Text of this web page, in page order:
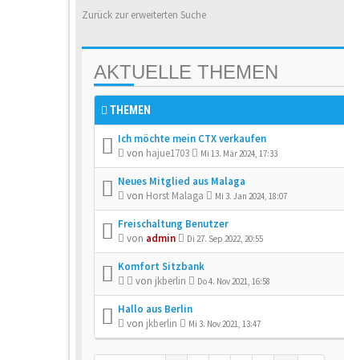
Zurück zur erweiterten Suche
AKTUELLE THEMEN
THEMEN
Ich möchte mein CTX verkaufen
von hajue1703 Mi 13. Mär 2024, 17:33
Neues Mitglied aus Malaga
von Horst Malaga Mi 3. Jan 2024, 18:07
Freischaltung Benutzer
von admin Di 27. Sep 2022, 20:55
Komfort Sitzbank
von jkberlin Do 4. Nov 2021, 16:58
Hallo aus Berlin
von jkberlin Mi 3. Nov 2021, 13:47